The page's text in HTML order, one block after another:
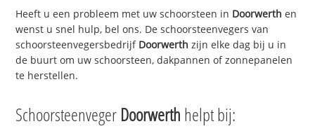
Heeft u een probleem met uw schoorsteen in Doorwerth en
wenst u snel hulp, bel ons. De schoorsteenvegers van
schoorsteenvegersbedrijf Doorwerth zijn elke dag bij u in
de buurt om uw schoorsteen, dakpannen of zonnepanelen
te herstellen.
Schoorsteenveger Doorwerth helpt bij: